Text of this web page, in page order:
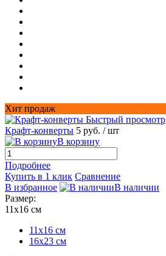
Хит продаж
Быстрый просмотр
Крафт-конверты 5 руб. / шт
В корзину
Подробнее
Купить в 1 клик Сравнение
В избранное
В наличии
Размер:
11х16 см
11х16 см
16x23 см